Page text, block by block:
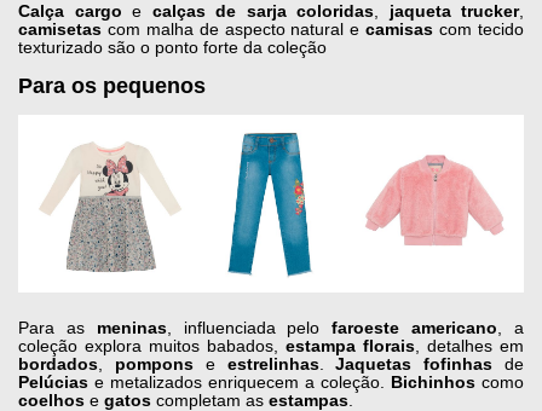
Calça cargo e calças de sarja coloridas, jaqueta trucker,
camisetas com malha de aspecto natural ecamisascom tecido
texturizado são o ponto forte da coleção
Para os pequenos
Para as meninas, influenciada pelofaroeste americano , a
coleção explora muitos babados, estampa florais , detalhes em
bordados
pompons e estrelinhas.Jaquetas fofinhasde
Pelúcias e metalizados enriquecem a coleção. Bichinhos como
coelhos e gatos completam as estampas